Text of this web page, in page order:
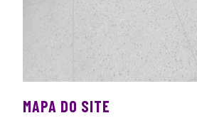
MAPA DO SITE